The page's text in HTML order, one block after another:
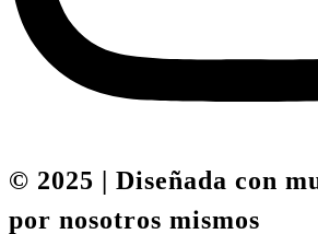
© 2025 | Diseñada con
por nosotros mismos